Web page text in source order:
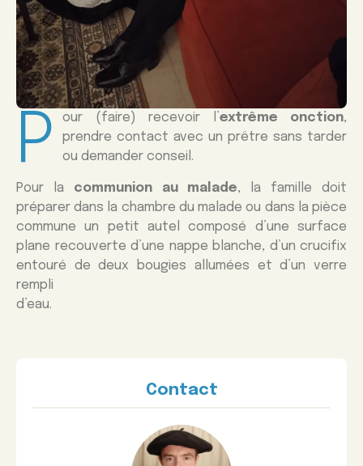
P our (faire) recevoir l’ extrême onction,
prendre contact avec un prêtre sans tarder
ou demander conseil.
Pour la communion au malade, la famille doit
préparer dans la chambre du malade ou dans la pièce
commune un petit autel composé d’une surface
plane recouverte d’une nappe blanche, d’un crucifix
entouré de deux bougies allumées et d’un verre
rempli
d’eau.
Contact